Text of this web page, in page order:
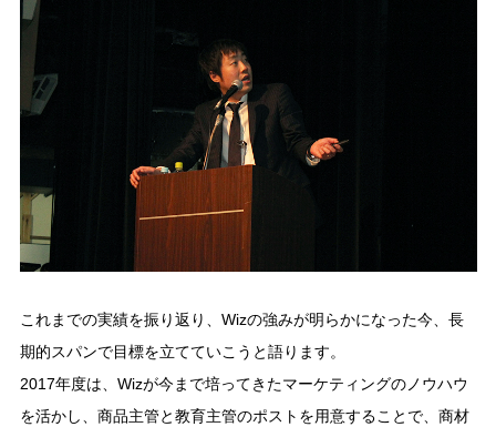
これまでの実績を振り返り、Wizの強みが明らかになった今、長
期的スパンで目標を立てていこうと語ります。
2017年度は、Wizが今まで培ってきたマーケティングのノウハウ
を活かし、商品主管と教育主管のポストを用意することで、商材